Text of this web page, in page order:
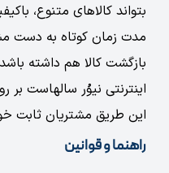
بتواند کالاهای متنوع،
مدت زمان کوتاه به دست
بازگشت کالا هم داشته
اینترنتی نیوُر سالهاست بر
این طریق مشتریان ثابت
راهنما و قوانین